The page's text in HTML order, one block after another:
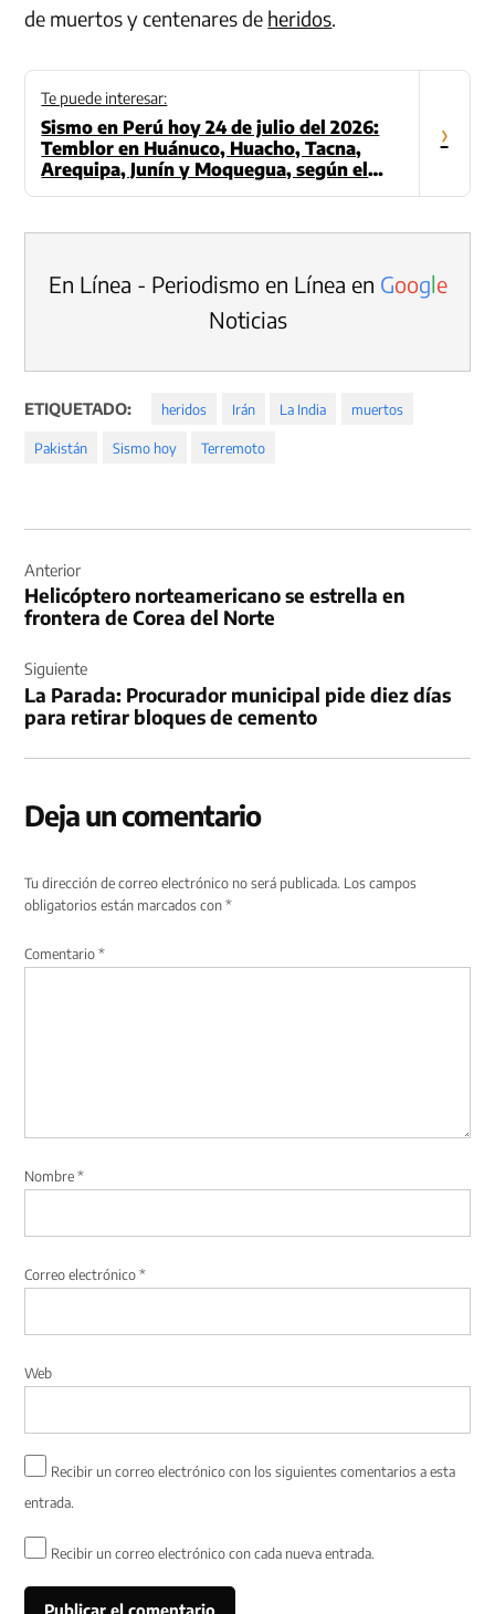
de muertos y centenares de heridos.
Te puede interesar:
Sismo en Perú hoy 24 de julio del 2026:
Temblor en Huánuco, Huacho, Tacna,
Arequipa, Junín y Moquegua, según el
›
En Línea - Periodismo en Línea en Google
Noticias
ETIQUETADO: heridos Irán La India muertos
Pakistán Sismo hoy Terremoto
de
entradas
Anterior
Helicóptero norteamericano se estrella en
frontera de Corea del Norte
Siguiente
La Parada: Procurador municipal pide diez días
para retirar bloques de cemento
Deja un comentario
Tu dirección de correo electrónico no será publicada. Los campos
obligatorios están marcados con*
Comentario*
Nombre*
Correo electrónico*
Web
Recibir un correo electrónico con los siguientes comentarios a esta
entrada.
Recibir un correo electrónico con cada nueva entrada.